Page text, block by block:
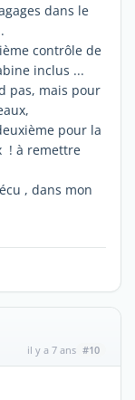
dans le
contrôle de
inclus ...
pas, mais pour
pour la
! à remettre
, dans mon
il y a 7 ans #10